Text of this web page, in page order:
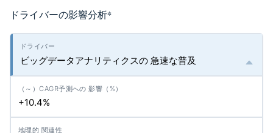
ドライバーの影響分析*
ビッグデータアナリティクスの 急速な普及
+10.4%